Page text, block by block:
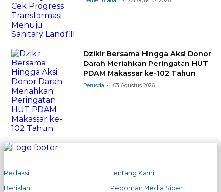
Dzikir Bersama Hingga Aksi Donor
Darah Meriahkan Peringatan HUT
PDAM Makassar ke-102 Tahun
Perusda 03 Agustus 2026
Redaksi
Tentang Kami
Beriklan
Pedoman Media Siber